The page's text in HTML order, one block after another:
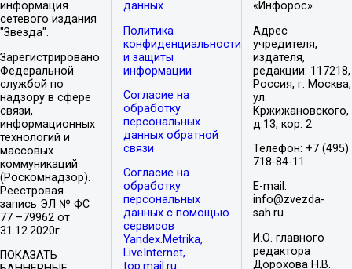
информация
сетевого издания
"Звезда".
Зарегистрировано
Федеральной
службой по
надзору в сфере
связи,
информационных
технологий и
массовых
коммуникаций
(Роскомнадзор).
Реестровая
запись ЭЛ № ФС
77 –79962 от
31.12.2020г.
ПОКАЗАТЬ
данных
Политика
конфиденциальности
и защиты
информации
Согласие на
обработку
персональных
данных обратной
связи
Согласие на
обработку
персональных
данных с помощью
сервисов
Yandex.Metrika,
LiveInternet,
«Инфорос».
Адрес
учредителя,
издателя,
редакции: 117218,
Россия, г. Москва,
ул.
Кржижановского,
д.13, кор. 2
Телефон: +7 (495)
718-84-11
E-mail:
info@zvezda-
sah.ru
И.О. главного
редактора
Дорохова Н.В.